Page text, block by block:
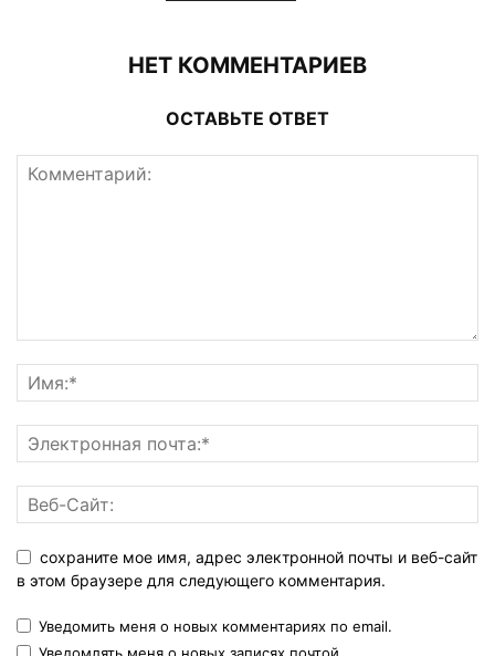
НЕТ КОММЕНТАРИЕВ
ОСТАВЬТЕ ОТВЕТ
сохраните мое имя, адрес электронной почты и веб-сайт
в этом браузере для следующего комментария.
Уведомить меня о новых комментариях по email.